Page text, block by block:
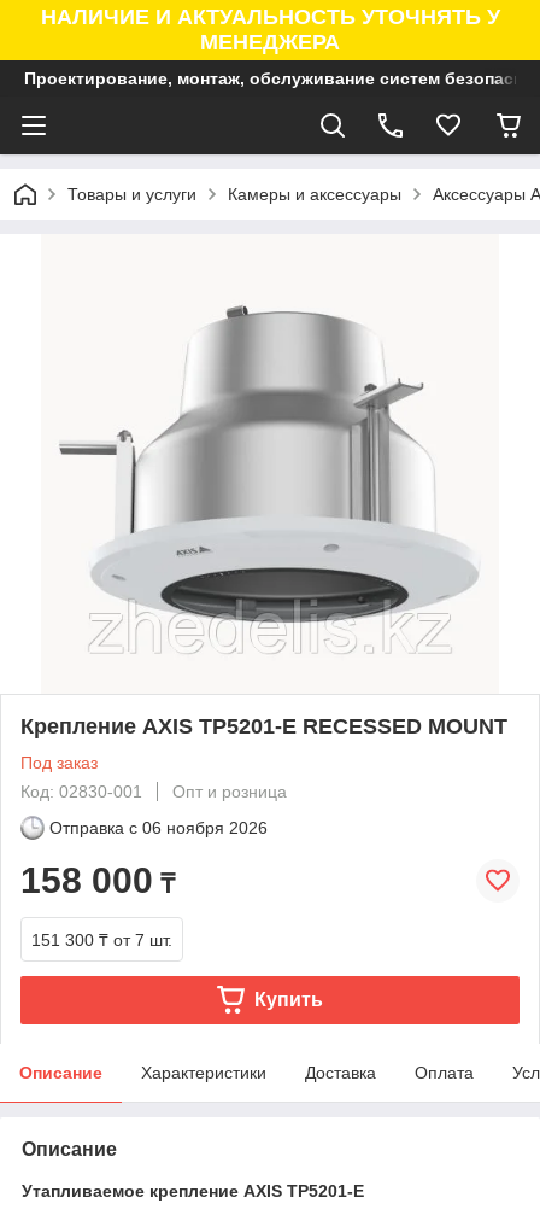
НАЛИЧИЕ И АКТУАЛЬНОСТЬ УТОЧНЯТЬ У
МЕНЕДЖЕРА
Проектирование, монтаж, обслуживание систем
Товары и услуги Камеры и аксессуары Аксессуары
Крепление AXIS TP5201-E RECESSED MOUNT
Под заказ
Код: 02830-001
Опт и розница
Отправка с 06 ноября 2026
158 000 ₸
151 300 ₸ от 7 шт.
Купить
Описание Характеристики Доставка Оплата
Описание
Утапливаемое крепление AXIS TP5201-E